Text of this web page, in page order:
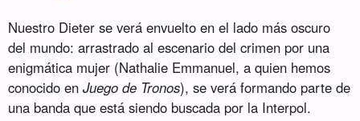
Nuestro Dieter se verá envuelto en el lado más oscuro
del mundo: arrastrado al escenario del crimen por una
enigmática mujer (Nathalie Emmanuel, a quien hemos
conocido enJuego de Tronos), se verá formando parte de
una banda que está siendo buscada por la Interpol.